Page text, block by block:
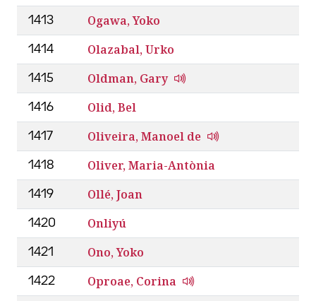
1413 Ogawa, Yoko
1414 Olazabal, Urko
1415 Oldman, Gary
1416 Olid, Bel
1417 Oliveira, Manoel de
1418 Oliver, Maria-Antònia
1419 Ollé, Joan
1420 Onliyú
1421 Ono, Yoko
1422 Oproae, Corina